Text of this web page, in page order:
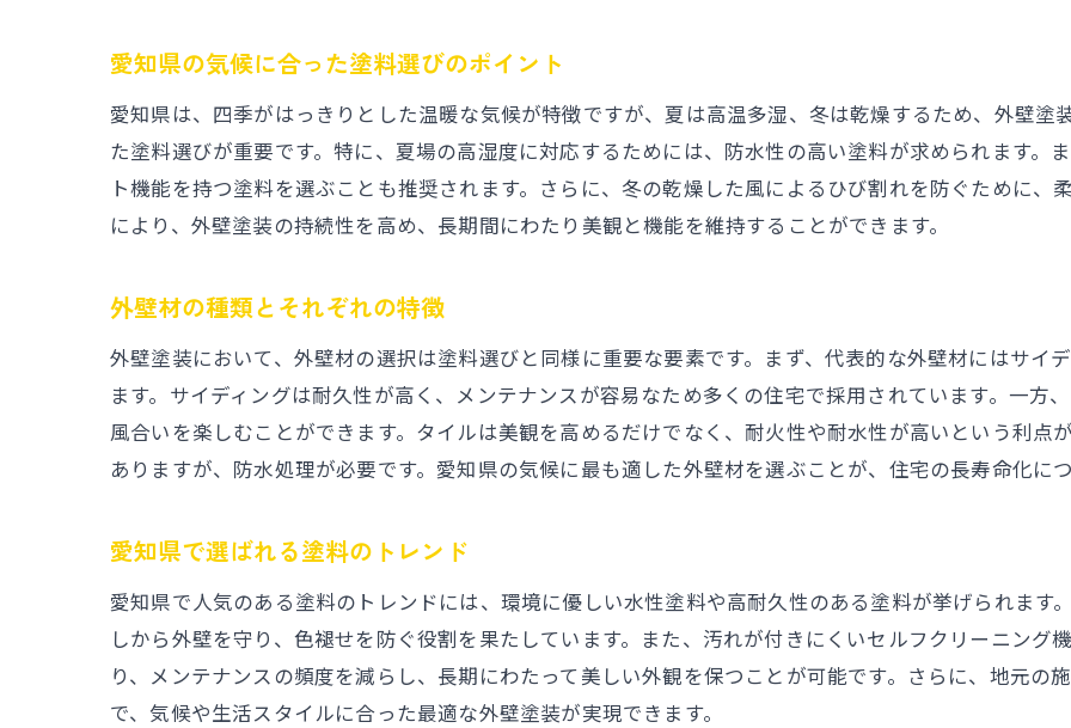
外壁塗装で失敗しないための会社選びの注意点
口コミを活用した信頼できる会社の見極め方
施工の質を確保するための交渉術
施工後のアフターサービスの重要性
愛知県内で成功した外壁塗装の事例紹介
ひび割れ補修の重要性と手順
外壁の劣化を防ぐための定期メンテナンス
修理が必要なサインを見逃さない方法
外壁塗装で長持ちする住宅を目指す: 愛知県の気候に合っ
気候に合わせた外壁塗装の重要性
耐久性を高めるための秘訣
愛知県の気候に合った塗料選びのポイント
愛知県は、四季がはっきりとした温暖な気候が特徴ですが、夏は高温多湿、冬は乾燥するため、外壁
た塗料選びが重要です。特に、夏場の高湿度に対応するためには、防水性の高い塗料が求められます。
ト機能を持つ塗料を選ぶことも推奨されます。さらに、冬の乾燥した風によるひび割れを防ぐために、
により、外壁塗装の持続性を高め、長期間にわたり美観と機能を維持することができます。
外壁材の種類とそれぞれの特徴
外壁塗装において、外壁材の選択は塗料選びと同様に重要な要素です。まず、代表的な外壁材にはサイ
ます。サイディングは耐久性が高く、メンテナンスが容易なため多くの住宅で採用されています。一方
風合いを楽しむことができます。タイルは美観を高めるだけでなく、耐火性や耐水性が高いという利点
ありますが、防水処理が必要です。愛知県の気候に最も適した外壁材を選ぶことが、住宅の長寿命化に
愛知県で選ばれる塗料のトレンド
愛知県で人気のある塗料のトレンドには、環境に優しい水性塗料や高耐久性のある塗料が挙げられます
しから外壁を守り、色褪せを防ぐ役割を果たしています。また、汚れが付きにくいセルフクリーニング
り、メンテナンスの頻度を減らし、長期にわたって美しい外観を保つことが可能です。さらに、地元の
で、気候や生活スタイルに合った最適な外壁塗装が実現できます。